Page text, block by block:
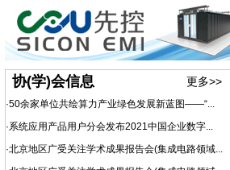
协(学)会信息 更多>>
·50余家单位共绘算力产业绿色发展新蓝图——“...
·系统应用产品用户分会发布2021中国企业数字...
·北京地区广受关注学术成果报告会(集成电路领域...